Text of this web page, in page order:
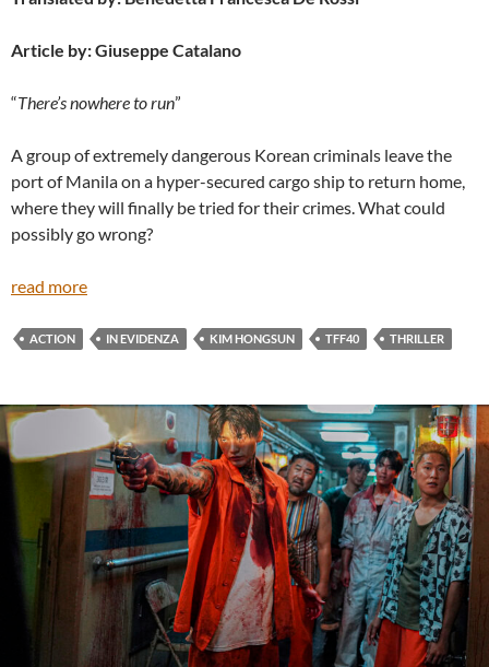
Article by: Giuseppe Catalano
“There’s nowhere to run”
A group of extremely dangerous Korean criminals leave the
port of Manila on a hyper-secured cargo ship to return home,
where they will finally be tried for their crimes. What could
possibly go wrong?
read more
ACTION IN EVIDENZA KIM HONGSUN TFF40 THRILLER